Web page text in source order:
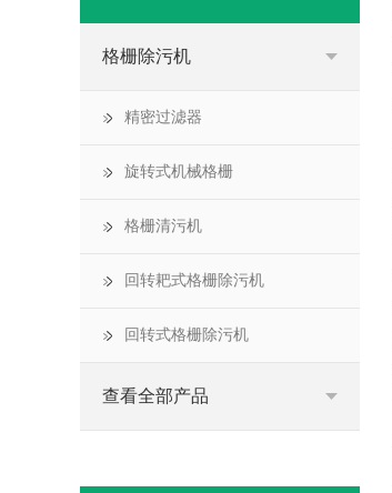
格栅除污机
精密过滤器
旋转式机械格栅
格栅清污机
回转耙式格栅除污机
回转式格栅除污机
查看全部产品